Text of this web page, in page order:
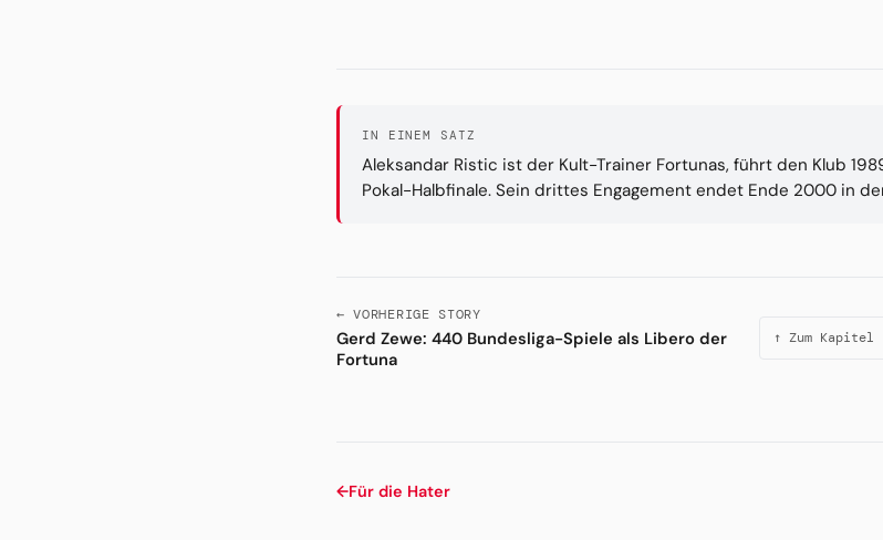
IN EINEM SATZ
Aleksandar Ristic ist der Kult-Trainer Fortunas, führt den Klub
Pokal-Halbfinale. Sein drittes Engagement endet Ende 2000 in
← VORHERIGE STORY
Gerd Zewe: 440 Bundesliga-Spiele als Libero der
Fortuna
↑ Zum Kapitel
←Für die Hater